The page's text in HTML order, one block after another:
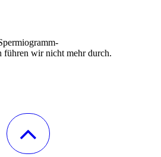
führen wir nicht mehr durch.